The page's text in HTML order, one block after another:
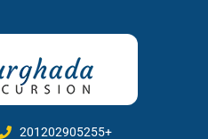
201202905255+